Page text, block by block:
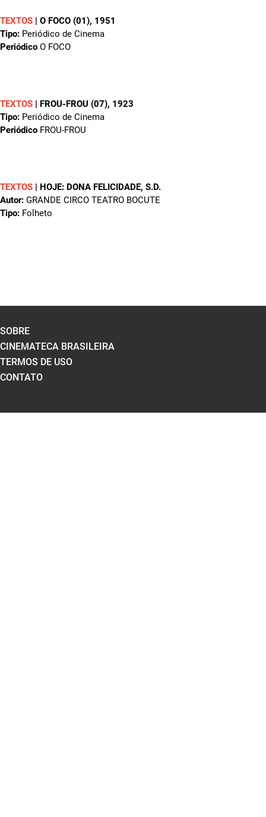
TEXTOS | O FOCO (01), 1951
Tipo: Periódico de Cinema
Periódico O FOCO
TEXTOS | FROU-FROU (07), 1923
Tipo: Periódico de Cinema
Periódico FROU-FROU
TEXTOS | HOJE: DONA FELICIDADE, S.D.
Autor: GRANDE CIRCO TEATRO BOCUTE
Tipo: Folheto
SOBRE
CINEMATECA BRASILEIRA
TERMOS DE USO
CONTATO